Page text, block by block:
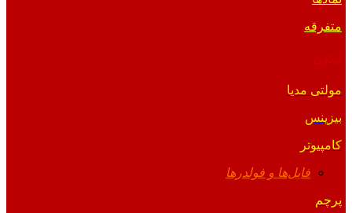
متفرقه
مولتی مدیا
بیزینس
کامپیوتر
فایل‌ها و فولدرها
پرچم